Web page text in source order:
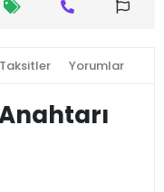
Taksitler Yorumlar